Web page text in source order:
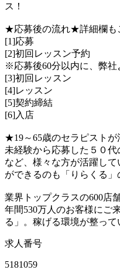
ス！
★応募後の流れ★詳細欄も
[1]応募
[2]初回レッスン予約
※応募後60分以内に、弊社
[3]初回レッスン
[4]レッスン
[5]契約締結
[6]入店
★19～65歳のセラピスト
未経験から応募した５０
など、様々な方が活躍し
ができるのも「りらくる」
業界トップクラスの600店
年間530万人のお客様にご
る」。稼げる環境が整って
求人番号
5181059